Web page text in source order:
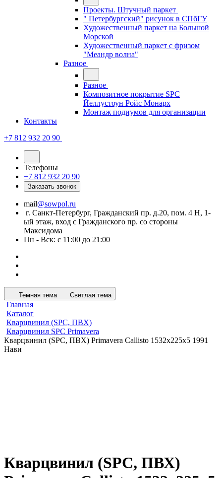
Проекты. Штучный паркет
" Петербургский" рисунок в СПбГУ
Художественный паркет на Большой
Морской
Художественный паркет с фризом
"Меандр волна"
Разное
Разное
Композитное покрытие SPC
Йеллустоун Ройс Монарх
Монтаж подиумов для организации
Контакты
+7 812 932 20 90
Телефоны
+7 812 932 20 90
Заказать звонок
mail@sowpol.ru
г. Санкт-Петербург, Гражданский пр. д.20, пом. 4 Н, 1-
ый этаж, вход с Гражданского пр. со стороны
Максидома
Пн - Вск: с 11:00 до 21:00
Темная тема Светлая тема
Главная
Каталог
Кварцвинил (SPC, ПВХ)
Кварцвинил SPC Primavera
Кварцвинил (SPC, ПВХ) Primavera Callisto 1532х225х5 1991
Нави
Кварцвинил (SPC, ПВХ)